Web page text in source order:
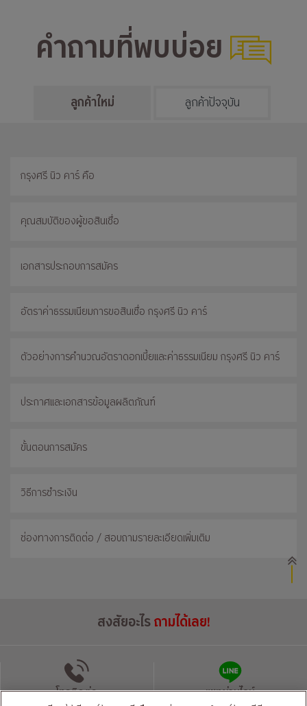
คำถามที่พบบ่อย
ลูกค้าใหม่ ลูกค้าปัจจุบัน
กรุงศรี นิว คาร์ คือ
คุณสมบัติของผู้ขอสินเชื่อ
เอกสารประกอบการสมัคร
อัตราค่าธรรมเนียมการขอสินเชื่อ กรุงศรี นิว คาร์
ตัวอย่างการคำนวณอัตราดอกเบี้ยและค่าธรรมเนียม กรุงศรี นิว คาร์
ประกาศและเอกสารข้อมูลผลิตภัณฑ์
ขั้นตอนการสมัคร
วิธีการชำระเงิน
ช่องทางการติดต่อ / สอบถามรายละเอียดเพิ่มเติม
สงสัยอะไรถามได้เลย!
โทรติดต่อ แชทผ่านไลน์